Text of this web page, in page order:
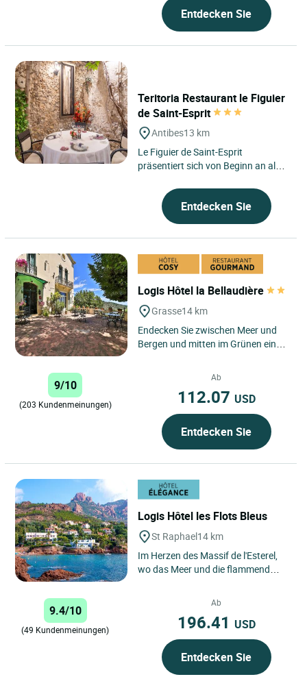
Entdecken Sie
Teritoria Restaurant le Figuier
de Saint-Esprit
Antibes13 km
Le Figuier de Saint-Esprit
präsentiert sich von Beginn an als
mit ihrem Umfeld verbunden...
Entdecken Sie
Logis Hôtel la Bellaudière
Grasse14 km
Endecken Sie zwischen Meer und
Bergen und mitten im Grünen ein
Jahrhundert, wo bereits Gérard...
9/10
(203 Kundenmeinungen)
Ab
112.07 USD
Entdecken Sie
Logis Hôtel les Flots Bleus
St Raphael14 km
Im Herzen des Massif de l'Esterel,
wo das Meer und die flammend
genießt das Logis Hôtel...
9.4/10
(49 Kundenmeinungen)
Ab
196.41 USD
Entdecken Sie